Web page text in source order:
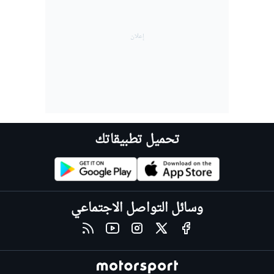
تحميل تطبيقاتك
وسائل التواصل الاجتماعي